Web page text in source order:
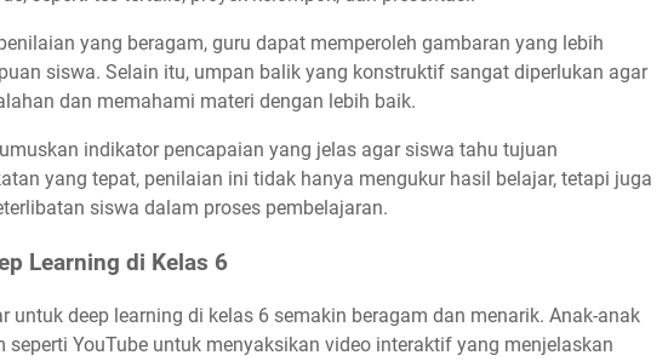
yang beragam, guru dapat memperoleh gambaran yang lebih
siswa. Selain itu, umpan balik yang konstruktif sangat diperlukan agar
dan memahami materi dengan lebih baik.
indikator pencapaian yang jelas agar siswa tahu tujuan
yang tepat, penilaian ini tidak hanya mengukur hasil belajar, tetapi juga
siswa dalam proses pembelajaran.
Learning di Kelas 6
untuk deep learning di kelas 6 semakin beragam dan menarik. Anak-anak
YouTube untuk menyaksikan video interaktif yang menjelaskan